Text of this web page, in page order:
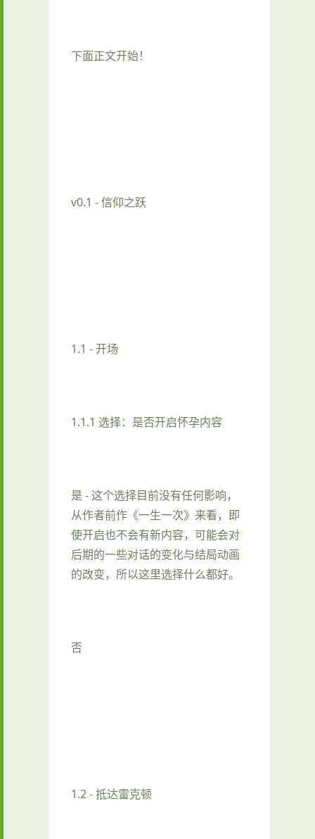
下面正文开始！
v0.1 - 信仰之跃
1.1 - 开场
1.1.1 选择：是否开启怀孕内容
是 - 这个选择目前没有任何影响，
从作者前作《一生一次》来看，即
使开启也不会有新内容，可能会对
后期的一些对话的变化与结局动画
的改变，所以这里选择什么都好。
否
1.2 - 抵达雷克顿